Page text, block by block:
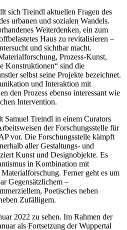
sich Treindl aktuellen Fragen des
urbanen und sozialen Wandels.
Weiterdenken, ein zum
Haus zu revitalisieren –
und sichtbar macht.
Prozess-Kunst,
Konstruktionen“ sind die
selbst seine Projekte bezeichnet.
und Interaktion mit
den Prozess ebenso interessant wie
Intervention.
Samuel Treindl in einem Curators
der Forschungsstelle für
vor. Die Forschungsstelle kämpft
aller Gestaltungs- und
Kunst und Designobjekte. Es
in Kombination mit
Ferner geht es um
Gegensätzlichem –
Poetisches neben
Zufälligem.
2022 zu sehen. Im Rahmen der
als Fortsetzung der Wuppertal